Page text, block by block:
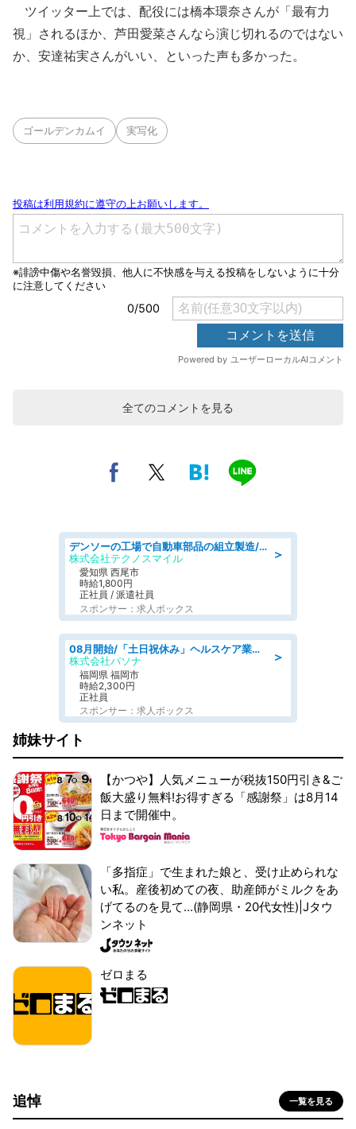
ツイッター上では、配役には橋本環奈さんが「最有力
視」されるほか、芦田愛菜さんなら演じ切れるのではない
か、安達祐実さんがいい、といった声も多かった。
ゴールデンカムイ 実写化
全てのコメントを見る
＞
デンソーの工場で自動車部品の組立製造/denso aichi
株式会社テクノスマイル
愛知県 西尾市
時給1,800円
正社員 / 派遣社員
スポンサー：求人ボックス
＞
08月開始/「土日祝休み」ヘルスケア業界の産業保健師/高時給/未経験OK/要資格:保健師、正看護師
株式会社パソナ
福岡県 福岡市
時給2,300円
正社員
スポンサー：求人ボックス
姉妹サイト
【かつや】人気メニューが税抜150円引き&ご
飯大盛り無料!お得すぎる「感謝祭」は8月14
日まで開催中。
「多指症」で生まれた娘と、受け止められな
い私。産後初めての夜、助産師がミルクをあ
げてるのを見て...(静岡県・20代女性)|Jタウ
ンネット
ゼロまる
追悼 一覧を見る